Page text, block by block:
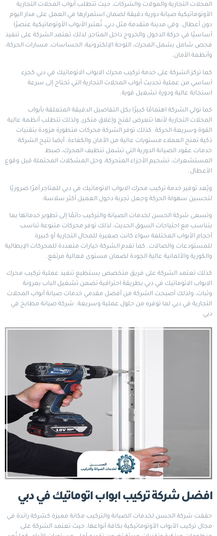
المحلات التجارية والمولات والشركات، حيث تتطلب أبواب المحلات التجارية
الأوتوماتيكية صيانة دورية دقيقة لضمان استمرارها في العمل على مدار اليوم
دون أعطال. وفي مدينة متقدمة مثل دبي، تُعتبر الأبواب الأوتوماتيكية عنصرًا
أساسيًا في حركة الدخول والخروج داخل المتاجر، لذلك تعتمد الشركة على تنفيذ
فحص شامل يشمل المحرك، اللوحة الإلكترونية، الحساسات، مسارات الحركة،
وأنظمة الأمان.
كما تركز الشركة على خدمة تركيب محرك الابواب الاتوماتيك في دبي كجزء
أساسي من عملية تحديث أبواب المحلات التجارية التي تحتاج إلى سرعة
استجابة عالية ودورة تشغيل قوية.
كما تولي الشركة اهتمامًا كبيرًا بكل التفاصيل الدقيقة المتعلقة بأبواب
المحلات التجارية لأنها تتعرض لفتح وإغلاق متكرر، ولذلك تتطلب أنظمة عالية
القوة وسريعة الحركة. كذلك توفر الشركة محركات متطورة مزودة بتقنيات
ذكية تمنح العملاء مستويات عالية من الأمان والكفاءة. أيضا تتيح الشركة
خدمات عقود الصيانة الدورية التي تشمل تنظيف المحرك، ضبط
المستشعرات، تشحيم الأجزاء المتحركة، وحل المشكلات المحتملة قبل وقوع
الأعطال.
ويُعد توفير خدمة تركيب محرك الابواب الاتوماتيك في دبي للمتاجر أمرًا ضروريًا
لتحسين سهولة الحركة وجعل تجربة دخول العميل أكثر سلاسة.
وتسعى شركة الحسن لخدمات الصيانة والتركيب دائمًا إلى تطوير خدماتها بما
يتناسب مع احتياجات السوق الحديث، لذلك توفر محركات متنوعة تناسب
أحجام الأبواب المختلفة سواء كانت صغيرة للمحال التجارية أو كبيرة
للمستودعات والصالات. كما تقدم الشركة خيارات متعددة للمحركات الإيطالية
والكورية والألمانية عالية الجودة لضمان مستوى فعالية مرتفع.
كذلك تعتمد الشركة على فريق متخصص يستطيع تنفيذ عملية تركيب محرك
الابواب الاتوماتيك في دبي بطريقة احترافية تضمن تشغيل الباب بمرونة
وثبات، ولذلك أصبحت الشركة من أفضل مقدمي خدمات صيانة أبواب المحلات
التجارية في دبي لما توفره من حلول عملية وسريعة. شركة صيانة مطابخ في
دبي
افضل شركة تركيب ابواب اتوماتيك في دبي
حققت شركة الحسن لخدمات الصيانة والتركيب مكانة مميزة كشركة رائدة في
مجال تركيب الأبواب الأوتوماتيكية بكافة أنواعها، حيث تعتمد الشركة على